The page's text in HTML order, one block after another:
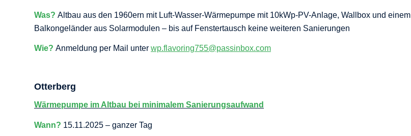
Was? Altbau aus den 1960ern mit Luft-Wasser-Wärmepumpe mit 10kWp-PV-Anlage, Wallbox und einem
Balkongeländer aus Solarmodulen – bis auf Fenstertausch keine weiteren Sanierungen
Wie? Anmeldung per Mail unter wp.flavoring755@passinbox.com
Otterberg
Wärmepumpe im Altbau bei minimalem Sanierungsaufwand
Wann? 15.11.2025 – ganzer Tag